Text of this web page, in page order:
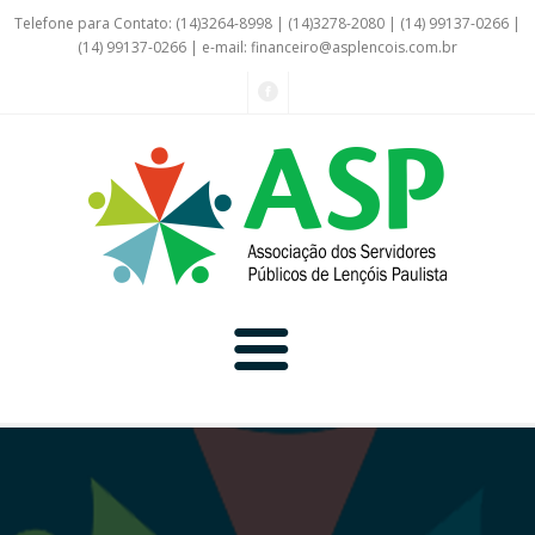
Telefone para Contato: (14)3264-8998 | (14)3278-2080 | (14) 99137-0266 |
(14) 99137-0266 | e-mail: financeiro@asplencois.com.br
Convênio Online